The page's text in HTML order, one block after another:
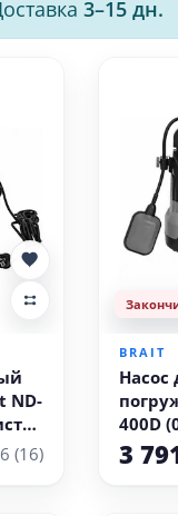
3–15 дн.
ND-
(16)
BRAIT
400D
3